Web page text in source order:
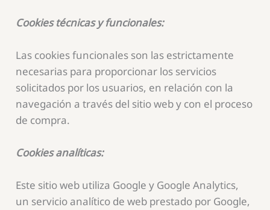
Cookies técnicas y funcionales:
Las cookies funcionales son las estrictamente
necesarias para proporcionar los servicios
solicitados por los usuarios, en relación con la
navegación a través del sitio web y con el proceso
de compra.
Cookies analíticas:
Este sitio web utiliza Google y Google Analytics,
un servicio analítico de web prestado por Google,